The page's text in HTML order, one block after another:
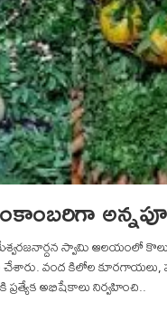
స్వామి ఆలయంలో
వంద కిలోల కూరగాయలు,
అభిషేకాలు నిర్వహించి..